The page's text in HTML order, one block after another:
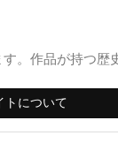
。作品が持つ
トについて